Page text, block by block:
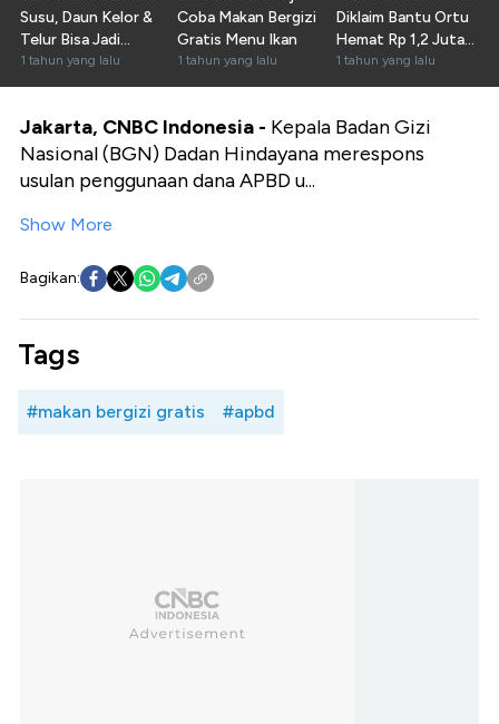
Susu, Daun Kelor &
Telur Bisa Jadi
Solusi!
1 tahun yang lalu
Coba Makan Bergizi
Gratis Menu Ikan
1 tahun yang lalu
Diklaim Bantu Ortu
Hemat Rp 1,2 Juta
Per Bulan
1 tahun yang lalu
Jakarta, CNBC Indonesia - Kepala Badan Gizi
Nasional (BGN) Dadan Hindayana merespons
usulan penggunaan dana APBD u...
Show More
Bagikan:
Tags
#makan bergizi gratis #apbd